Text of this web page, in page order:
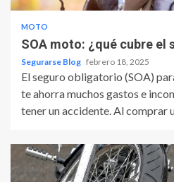
MOTO
SOA moto: ¿qué cubre el
Segurarse Blog febrero 18, 2025
El seguro obligatorio (SOA)
te ahorra muchos gastos e
tener un accidente. Al comprar